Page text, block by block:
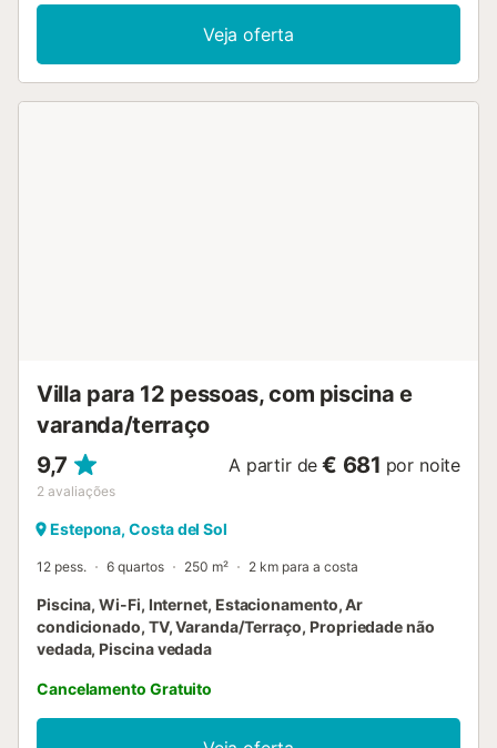
Veja oferta
Villa para 12 pessoas, com piscina e
varanda/terraço
9,7
2 avaliações
A partir de € 681 por noite
Estepona, Costa del Sol
12 pess. 6 quartos 250 m² 2 km para a costa
Piscina, Wi-Fi, Internet, Estacionamento, Ar
condicionado, TV, Varanda/Terraço, Propriedade não
vedada, Piscina vedada
Cancelamento Gratuito